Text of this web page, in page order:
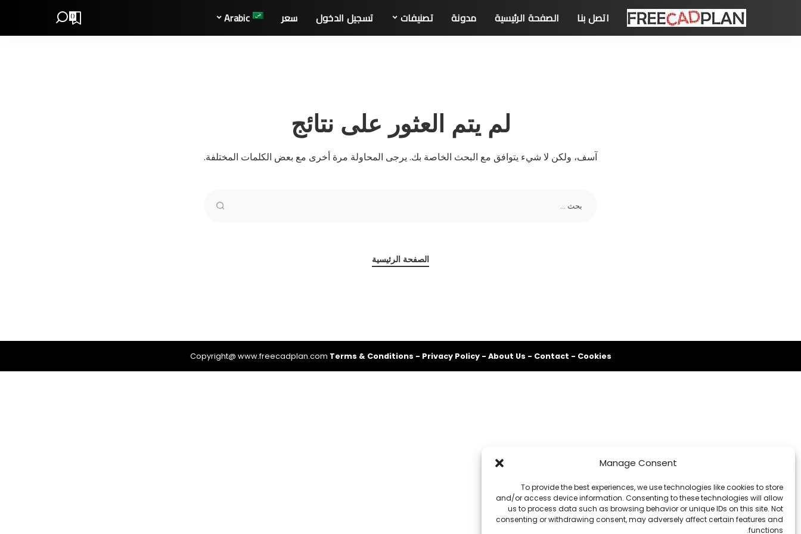
Manage Consent
To provide the best experiences, we use technologies like cookies to store
and/or access device information. Consenting to these technologies will allow
us to process data such as browsing behavior or unique IDs on this site. Not
consenting or withdrawing consent, may adversely affect certain features and
functions.
اتصل بنا الصفحة الرئيسية مدونة تصنیفات تسجيل الدخول سعر Arabic
0
لم يتم العثور على نتائج
آسف، ولكن لا شيء يتوافق مع البحث الخاصة بك. يرجى المحاولة مرة أخرى مع بعض الكلمات المختلفة.
الصفحة الرئيسية
Copyright@ www.freecadplan.com Terms & Conditions - Privacy Policy- About Us - Contact - Cookies